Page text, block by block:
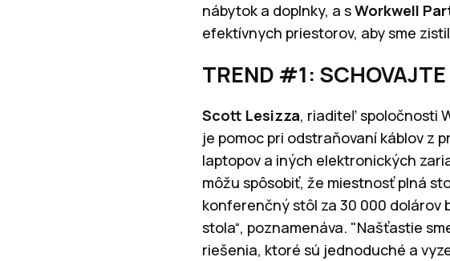
nábytok a doplnky, a sWorkwell
efektívnych priestorov, aby sme
TREND #1: SCHOVAJTE
Scott Lesizza, riaditeľ spoločnosti
je pomoc pri odstraňovaní káblov z
laptopov a iných elektronických
môžu spôsobiť, že miestnosť plná
konferenčný stôl za 30 000 dolárov
stola“, poznamenáva. "Našťastie
riešenia, ktoré sú jednoduché a